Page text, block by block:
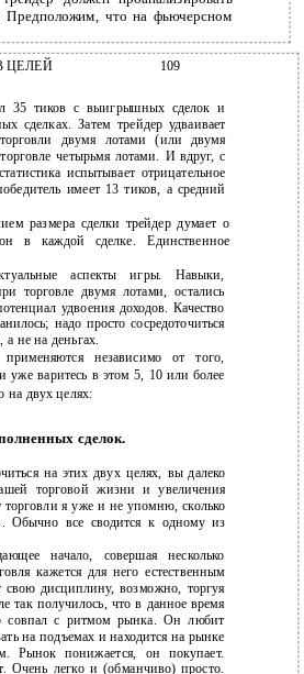
Предположим, что на фьючерсном
ЦЕЛЕЙ 109
35 тиков с выигрышных сделок и
сделках. Затем трейдер удваивает
двумя лотами (или двумя
четырьмя лотами. И вдруг, с
испытывает отрицательное
имеет 13 тиков, а средний
размера сделки трейдер думает о
в каждой сделке. Единственное
аспекты игры. Навыки,
торговле двумя лотами, остались
удвоения доходов. Качество
надо просто сосредоточиться
не на деньгах.
независимо от того,
варитесь в этом 5, 10 или более
на двух целях:
сделок.
на этих двух целях, вы далеко
торговой жизни и увеличения
я уже и не упомню, сколько
Обычно все сводится к одному из
начало, совершая несколько
кажется для него естественным
дисциплину, возможно, торгуя
так получилось, что в данное время
совпал с ритмом рынка. Он любит
на подъемах и находится на рынке
Рынок понижается, он покупает.
Очень легко и (обманчиво) просто.